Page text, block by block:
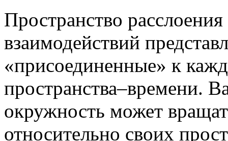
Пространство
взаимодействий
«присоединенные» к
пространства–времени.
окружность может
относительно своих